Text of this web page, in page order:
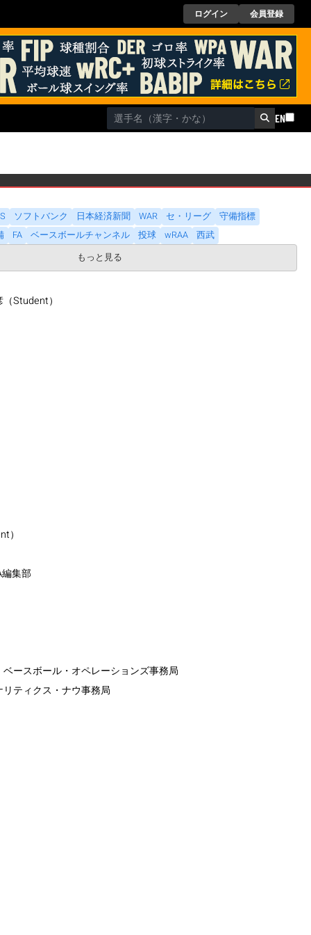
ログイン 会員登録
EN
ソフトバンク 日本経済新聞 WAR セ・リーグ
守備指標
FA ベースボールチャンネル 投球 wRAA
西武
もっと見る
Student）
）
集部
ベースボール・オペレーションズ事務局
ティクス・ナウ事務局